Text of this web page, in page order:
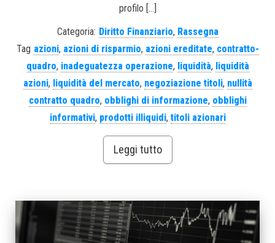
profilo […]
Categoria: Diritto Finanziario, Rassegna
Tag azioni, azioni di risparmio, azioni ereditate, contratto-
quadro, inadeguatezza operazione, liquidità, liquidità
azioni, liquidità del mercato, negoziazione titoli, nullità
contratto quadro, obblighi di informazione, obblighi
informativi, prodotti illiquidi, titoli azionari
Leggi tutto